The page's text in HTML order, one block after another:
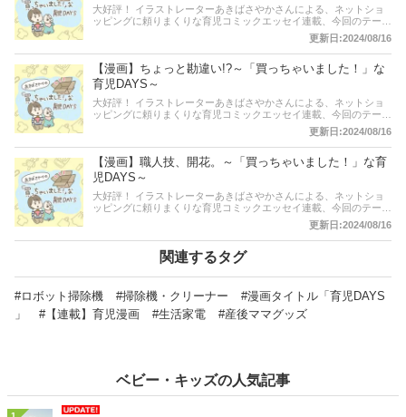
大好評！ イラストレーターあきばさやかさんによる、ネットショ
ッピングに頼りまくりな育児コミックエッセイ連載、今回のテーマ
は「おもちゃドラムとバチ」について。毎日のように叩くほどおも
ちゃの木製ドラムに夢中な「おっくん」。ところが熱中しすぎてバ
チがクラッシュ。悲しむおっくんですが･･････!? 等身大の子育て
＆ネットショッピングDAYSを、クスッと笑える漫画とともにお届
けしています。
更新日:2024/08/16
【漫画】ちょっと勘違い!?～「買っちゃいました！」な
育児DAYS～
大好評！ イラストレーターあきばさやかさんによる、ネットショ
ッピングに頼りまくりな育児コミックエッセイ連載、今回のテーマ
はカバのかわいい「歯磨きパペット」です。歯磨き嫌いな息子「お
っくん」のためにパペットを使って歯磨きの大切さを訴えるあきば
さん。おっくんはこの気持ちを分かってくれるのか･･････!? 等身
大の子育て＆ネットショッピングDAYSを、クスッと笑える漫画と
ともにお届けしています。
更新日:2024/08/16
【漫画】職人技、開花。～「買っちゃいました！」な育
児DAYS～
大好評！ イラストレーターあきばさやかさんによる、ネットショ
ッピングに頼りまくりな育児コミックエッセイ連載、今回のテーマ
は持ち物のお名前つけに便利な「お名前スタンプセット」。そんな
スタンプを押すママの様子を見ていた息子「おっくん」の行動と
は･･････!? 等身大の子育て＆ネットショッピングDAYSを、クスッ
と笑える漫画とともにお届けしています。
更新日:2024/08/16
関連するタグ
#ロボット掃除機 #掃除機・クリーナー
#漫画タイトル「育児DAYS
」
#【連載】育児漫画 #生活家電 #産後ママグッズ
ベビー・キッズの人気記事